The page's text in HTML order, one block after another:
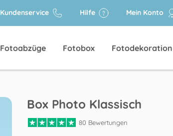
Kundenservice Hilfe Mein Konto
Fotoabzüge Fotobox Fotodekoration
Box Photo Klassisch
80 Bewertungen